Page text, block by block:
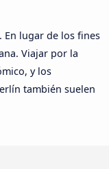
En lugar de los fines
Viajar por la
y los
también suelen